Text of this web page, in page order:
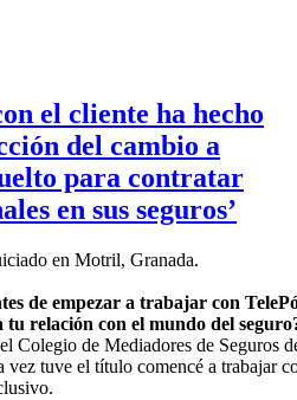
el cliente ha hecho
del cambio a
para contratar
en sus seguros’
en Motril, Granada.
de empezar a trabajar con
tu relación con el mundo del
Colegio de Mediadores de Seguros
vez tuve el título comencé a trabajar